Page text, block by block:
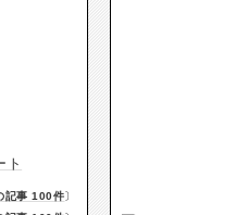
ト
記事 100件〕